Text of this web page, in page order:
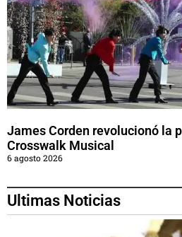
James Corden revolucionó la
Crosswalk Musical
6 agosto 2026
Ultimas Noticias